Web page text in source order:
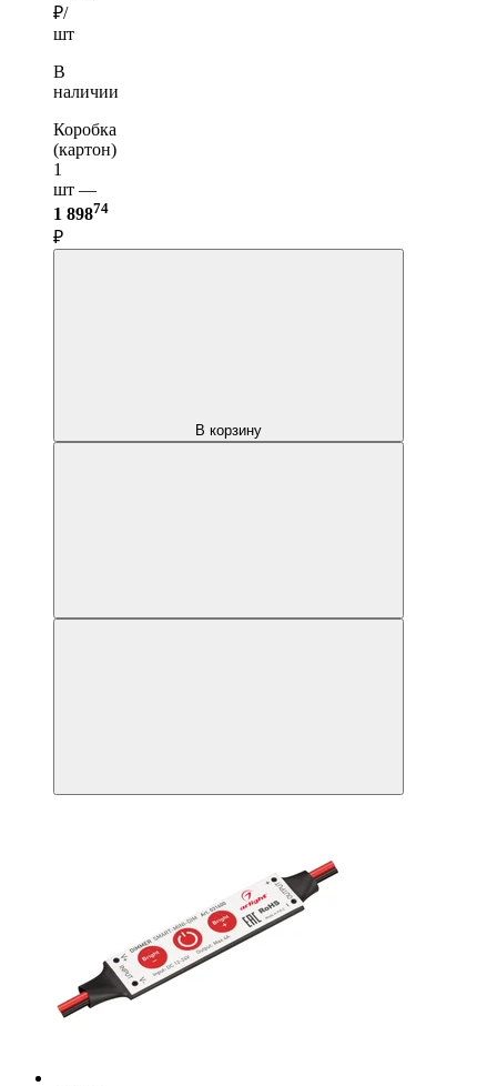
₽/
шт
В
наличии
Коробка
(картон)
1
шт —
1 89874
₽
В корзину